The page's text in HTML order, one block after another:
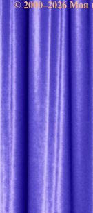
© 2000–2026 Моя